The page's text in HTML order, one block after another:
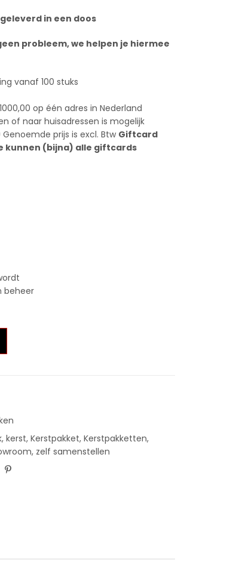
in een doos
probleem, we helpen je hiermee
vanaf 100 stuks
op één adres in Nederland
of naar huisadressen is mogelijk
prijs is excl. Btw Giftcard
kunnen (bijna) alle giftcards
beheer
, kerst, Kerstpakket, Kerstpakketten,
, zelf samenstellen